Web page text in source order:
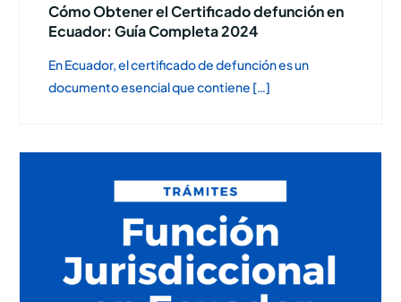
Cómo Obtener el Certificado defunción en
Ecuador: Guía Completa 2024
En Ecuador, el certificado de defunción es un
documento esencial que contiene […]